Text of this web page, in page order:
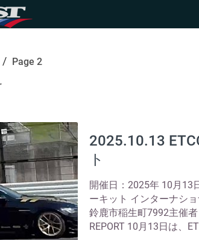
/ Page 2
2025.10.13
ト
開催日：2025年 10月13
ーキット インターナシ
鈴鹿市稲生町7992主催者
REPORT 10月13日は、